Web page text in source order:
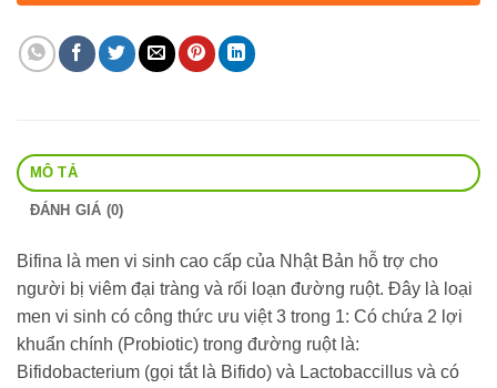
MÔ TẢ
ĐÁNH GIÁ (0)
Bifina là men vi sinh cao cấp của Nhật Bản hỗ trợ cho
người bị viêm đại tràng và rối loạn đường ruột. Đây là loại
men vi sinh có công thức ưu việt 3 trong 1: Có chứa 2 lợi
khuẩn chính (Probiotic) trong đường ruột là:
Bifidobacterium (gọi tắt là Bifido) và Lactobaccillus và có